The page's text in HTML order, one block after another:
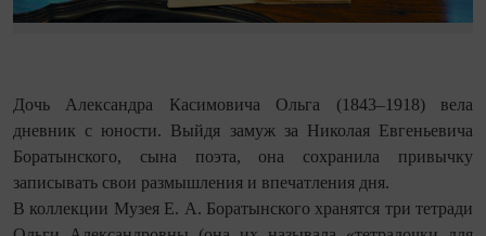
Дочь Александра Касимовича Ольга (1843–1918) вела
дневник с юности. Выйдя замуж за Николая Евгеньевича
Боратынского, сына поэта, она сохранила привычку
записывать свои размышления и впечатления дня.
В коллекции Музея Е. А. Боратынского хранятся три тетради